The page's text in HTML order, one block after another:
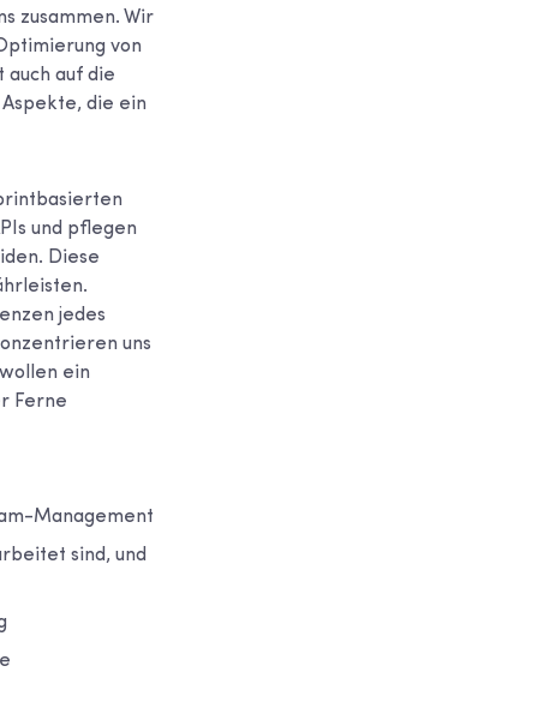
zusammen. Wir
von
auch auf die
die ein
und pflegen
Diese
jedes
uns
ein
Ferne
Management
sind, und